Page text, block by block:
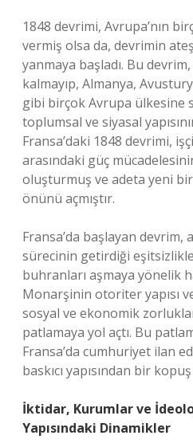
1848 devrimi, Avrupa’nın
vermiş olsa da, devrimin
yanmaya başladı. Bu devrim,
kalmayıp, Almanya,
gibi birçok Avrupa ülkesine
toplumsal ve siyasal
Fransa’daki 1848 devrimi,
arasındaki güç
oluşturmuş ve adeta yeni
önünü açmıştır.
Fransa’da başlayan devrim,
sürecinin getirdiği
buhranları aşmaya yönelik
Monarşinin otoriter yapısı ve
sosyal ve ekonomik
patlamaya yol açtı. Bu
Fransa’da cumhuriyet ilan
baskıcı yapısından bir
İktidar, Kurumlar ve
Yapısındaki Dinamikler